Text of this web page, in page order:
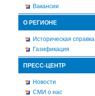
Вакансии
О РЕГИОНЕ
Историческая справка
Газификация
ПРЕСС-ЦЕНТР
Новости
СМИ о нас